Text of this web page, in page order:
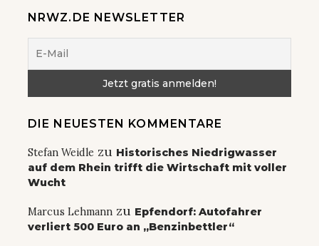
NRWZ.DE NEWSLETTER
DIE NEUESTEN KOMMENTARE
Stefan Weidle zu Historisches Niedrigwasser
auf dem Rhein trifft die Wirtschaft mit voller
Wucht
Marcus Lehmann zu Epfendorf: Autofahrer
verliert 500 Euro an „Benzinbettler“